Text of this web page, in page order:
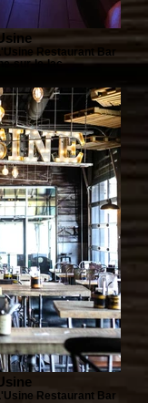
Restaurant Bar
sur-le-lac
Restaurant Bar